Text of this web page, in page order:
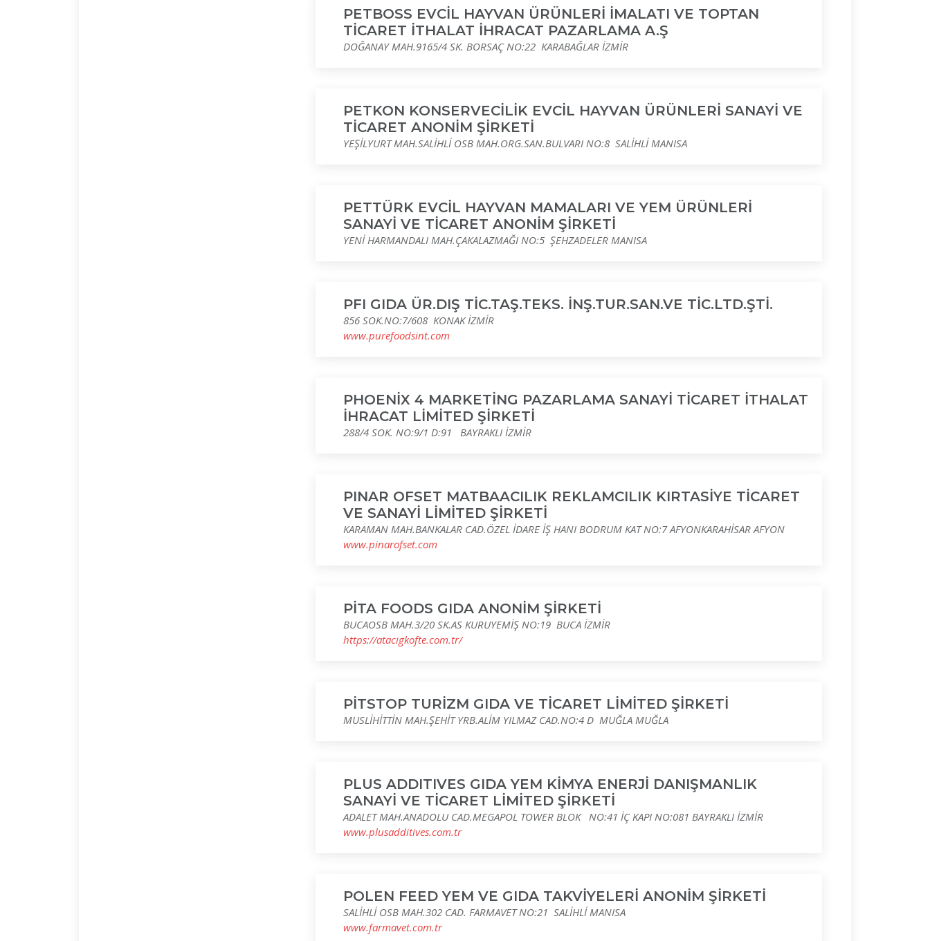
PETBOSS EVCİL HAYVAN ÜRÜNLERİ İMALATI VE TOPTAN
TİCARET İTHALAT İHRACAT PAZARLAMA A.Ş
DOĞANAY MAH.9165/4 SK. BORSAÇ NO:22 KARABAĞLAR İZMİR
PETKON KONSERVECİLİK EVCİL HAYVAN ÜRÜNLERİ SANAYİ VE
TİCARET ANONİM ŞİRKETİ
YEŞİLYURT MAH.SALİHLİ OSB MAH.ORG.SAN.BULVARI NO:8 SALİHLİ MANISA
PETTÜRK EVCİL HAYVAN MAMALARI VE YEM ÜRÜNLERİ
SANAYİ VE TİCARET ANONİM ŞİRKETİ
YENİ HARMANDALI MAH.ÇAKALAZMAĞI NO:5 ŞEHZADELER MANISA
PFI GIDA ÜR.DIŞ TİC.TAŞ.TEKS. İNŞ.TUR.SAN.VE TİC.LTD.ŞTİ.
856 SOK.NO:7/608 KONAK İZMİR
www.purefoodsint.com
PHOENİX 4 MARKETİNG PAZARLAMA SANAYİ TİCARET İTHALAT
İHRACAT LİMİTED ŞİRKETİ
288/4 SOK. NO:9/1 D:91 BAYRAKLI İZMİR
PINAR OFSET MATBAACILIK REKLAMCILIK KIRTASİYE TİCARET
VE SANAYİ LİMİTED ŞİRKETİ
KARAMAN MAH.BANKALAR CAD.ÖZEL İDARE İŞ HANI BODRUM KAT NO:7 AFYONKARAHİSAR AFYON
www.pinarofset.com
PİTA FOODS GIDA ANONİM ŞİRKETİ
BUCAOSB MAH.3/20 SK.AS KURUYEMİŞ NO:19 BUCA İZMİR
https://atacigkofte.com.tr/
PİTSTOP TURİZM GIDA VE TİCARET LİMİTED ŞİRKETİ
MUSLİHİTTİN MAH.ŞEHİT YRB.ALİM YILMAZ CAD.NO:4 D MUĞLA MUĞLA
PLUS ADDITIVES GIDA YEM KİMYA ENERJİ DANIŞMANLIK
SANAYİ VE TİCARET LİMİTED ŞİRKETİ
ADALET MAH.ANADOLU CAD.MEGAPOL TOWER BLOK NO:41 İÇ KAPI NO:081 BAYRAKLI İZMİR
www.plusadditives.com.tr
POLEN FEED YEM VE GIDA TAKVİYELERİ ANONİM ŞİRKETİ
SALİHLİ OSB MAH.302 CAD. FARMAVET NO:21 SALİHLİ MANISA
www.farmavet.com.tr